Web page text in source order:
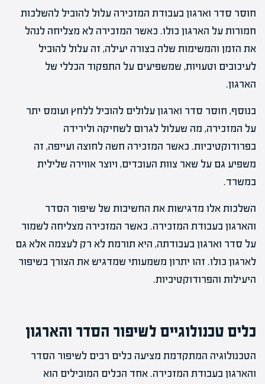
חוסר סדר וארגון בעבודת המזכירה עלול להוביל להשלכות
חמורות על הארגון כולו. כאשר המזכירה לא מצליחה לנהל
את הזמן והמשימות שלה בצורה יעילה, זה עלול להוביל
לעיכובים וטעויות, שמשפיעים על התפקוד הכללי של
הארגון.
בנוסף, חוסר סדר וארגון עלולים להוביל ללחץ ועומס יתר
על המזכירה, מה שעלול לגרום לשחיקה ולירידה
בפרודוקטיביות. כאשר המזכירה חשה לחוצה ועייפה, זה
משפיע גם על שאר צוות העובדים, ויוצר אווירה שלילית
במשרד.
השלכות אלו מדגישות את החשיבות של שיפור הסדר
והארגון בעבודת המזכירה. כאשר המזכירה מצליחה לשמור
על סדר וארגון בעבודתה, היא תורמת לא רק לעצמה אלא גם
לארגון כולו. זהו יתרון משמעותי שמדגיש את הצורך בשיפור
היעילות והפרודוקטיביות.
כלים טכנולוגיים לשיפור הסדר והארגון
הטכנולוגיה המתקדמת מציעה כלים רבים לשיפור הסדר
והארגון בעבודת המזכירה. אחד הכלים המובילים הוא